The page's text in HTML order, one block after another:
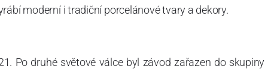
moderní i tradiční porcelánové tvary a dekory.
Po druhé světové válce byl závod zařazen do skupiny